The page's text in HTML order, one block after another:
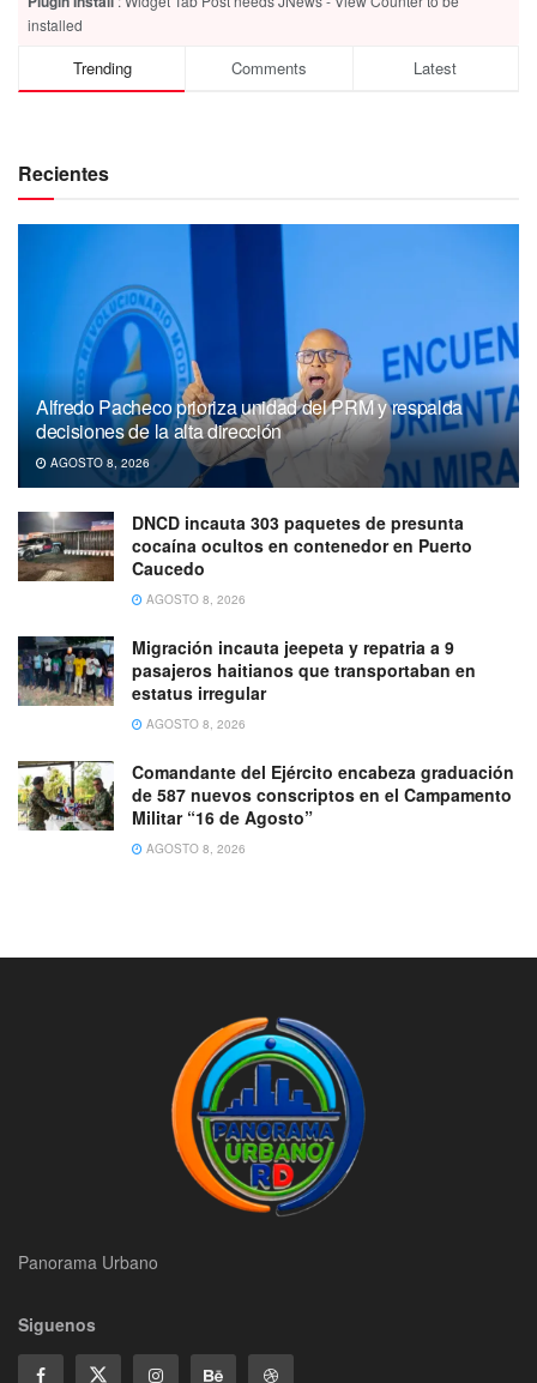
installed
Trending Comments Latest
Recientes
Alfredo Pacheco prioriza unidad del PRM y respalda
decisiones de la alta dirección
AGOSTO 8, 2026
DNCD incauta 303 paquetes de presunta
cocaína ocultos en contenedor en Puerto
Caucedo
AGOSTO 8, 2026
Migración incauta jeepeta y repatria a 9
pasajeros haitianos que transportaban en
estatus irregular
AGOSTO 8, 2026
Comandante del Ejército encabeza graduación
de 587 nuevos conscriptos en el Campamento
Militar “16 de Agosto”
AGOSTO 8, 2026
Panorama Urbano
Siguenos